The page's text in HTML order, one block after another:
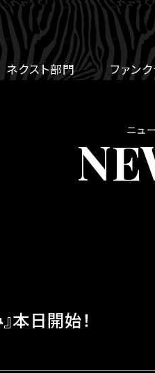
ネクスト部門 ファン
ニュ
本日開始！